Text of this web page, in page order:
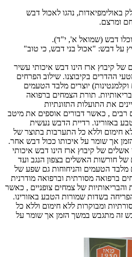
באולימפיאדות, נהגו לאכול דבש
ומרצם.
דבש (שמואל א', י"ד).
דבש: "אכול בני דבש, כי טוב"
קיבוץ ארז הינו דבש איכותי עשיר
ההדרים בקיבוצנו. שילוב הפרחים
וקלמנטינות) יוצרים מלבד הטעמים
תורת הצמחים ברפואה
את התועלות התזונתיות
רבים , כאשר דבורים אוספים את מיטב
באזורינו. רדיית הדבש נעשית
חימום וללא כל התערבות בתוצר של
אך שומר על איכותו ככול דבש אחר.
של קיבוץ ארז הינו דבש איכותי
של חורשות האשלים בצפון הנגב ועד
מלבד הטעמים והניחוחות גם שפע של
ברפואה מסורתית וברפואה מודרנית
והבריאותיות של צמחים צופניים , כאשר
בשדות שמורות הטבע באזורינו.
ומבוקרות ללא חימום וללא כל
זה מתגבש במשך הזמן אך שומר על